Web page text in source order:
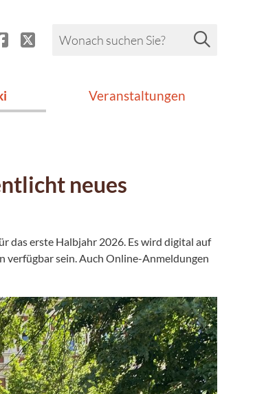
Veranstaltungen
neues
das erste Halbjahr 2026. Es wird digital auf
verfügbar sein. Auch Online-Anmeldungen